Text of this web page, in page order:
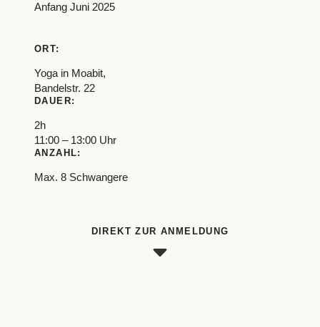
Anfang Juni 2025
ORT:
Yoga in Moabit,
Bandelstr. 22
DAUER:
2h
11:00 – 13:00 Uhr
ANZAHL:
Max. 8 Schwangere
DIREKT ZUR ANMELDUNG